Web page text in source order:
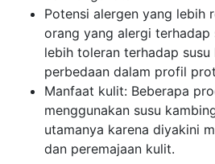
Potensi alergen yang lebih
orang yang alergi terhadap
lebih toleran terhadap susu
perbedaan dalam profil
Manfaat kulit: Beberapa
menggunakan susu
utamanya karena diyakini
dan peremajaan kulit.